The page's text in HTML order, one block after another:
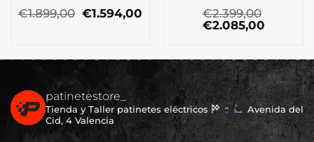
€1.899,00 El
€1.899,00.
€1.594,00
€1.594,00.
€2.399,00
El
era:
€2.399,00.
€2.085,00
es:
patinetestore_
Tienda y Taller patinetes eléctricos
Avenida del
Cid, 4 Valencia